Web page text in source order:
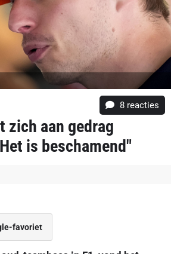
8 reacties
zich aan gedrag
is beschamend"
favoriet